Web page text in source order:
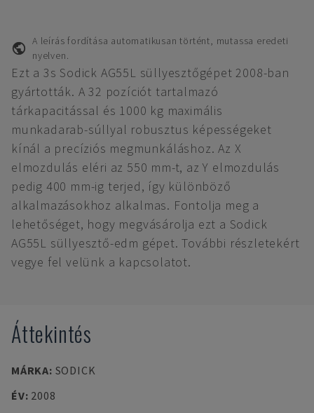
A leírás fordítása automatikusan történt, mutassa eredeti
nyelven.
Ezt a 3s Sodick AG55L süllyesztőgépet 2008-ban
gyártották. A 32 pozíciót tartalmazó
tárkapacitással és 1000 kg maximális
munkadarab-súllyal robusztus képességeket
kínál a precíziós megmunkáláshoz. Az X
elmozdulás eléri az 550 mm-t, az Y elmozdulás
pedig 400 mm-ig terjed, így különböző
alkalmazásokhoz alkalmas. Fontolja meg a
lehetőséget, hogy megvásárolja ezt a Sodick
AG55L süllyesztő-edm gépet. További részletekért
vegye fel velünk a kapcsolatot.
Áttekintés
MÁRKA: SODICK
ÉV: 2008